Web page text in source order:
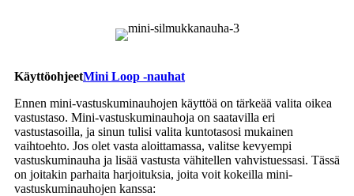
KäyttöohjeetMini Loop -nauhat
Ennen mini-vastuskuminauhojen käyttöä on tärkeää valita oikea
vastustaso. Mini-vastuskuminauhoja on saatavilla eri
vastustasoilla, ja sinun tulisi valita kuntotasosi mukainen
vaihtoehto. Jos olet vasta aloittamassa, valitse kevyempi
vastuskuminauha ja lisää vastusta vähitellen vahvistuessasi. Tässä
on joitakin parhaita harjoituksia, joita voit kokeilla mini-
vastuskuminauhojen kanssa: